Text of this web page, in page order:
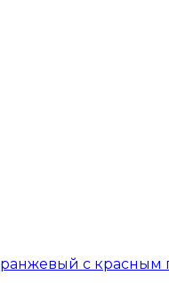
с красным